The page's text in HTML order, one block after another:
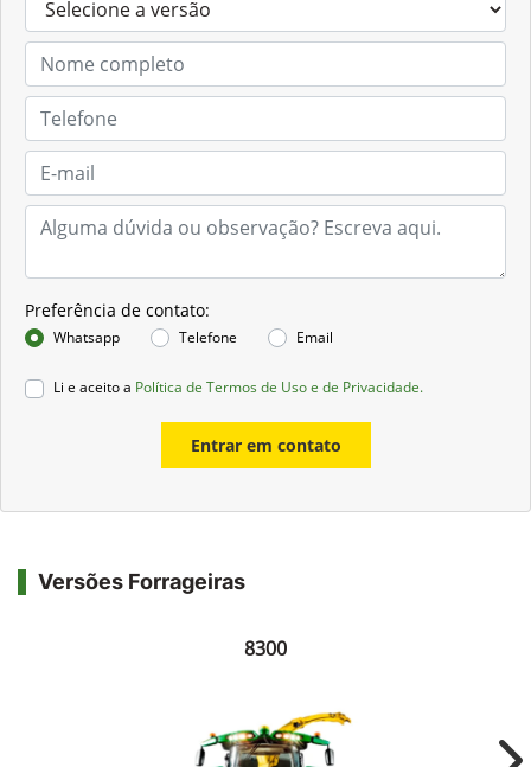
Preferência de contato:
Whatsapp Telefone Email
Li e aceito a Política de Termos de Uso e de Privacidade.
Entrar em contato
Versões Forrageiras
8300